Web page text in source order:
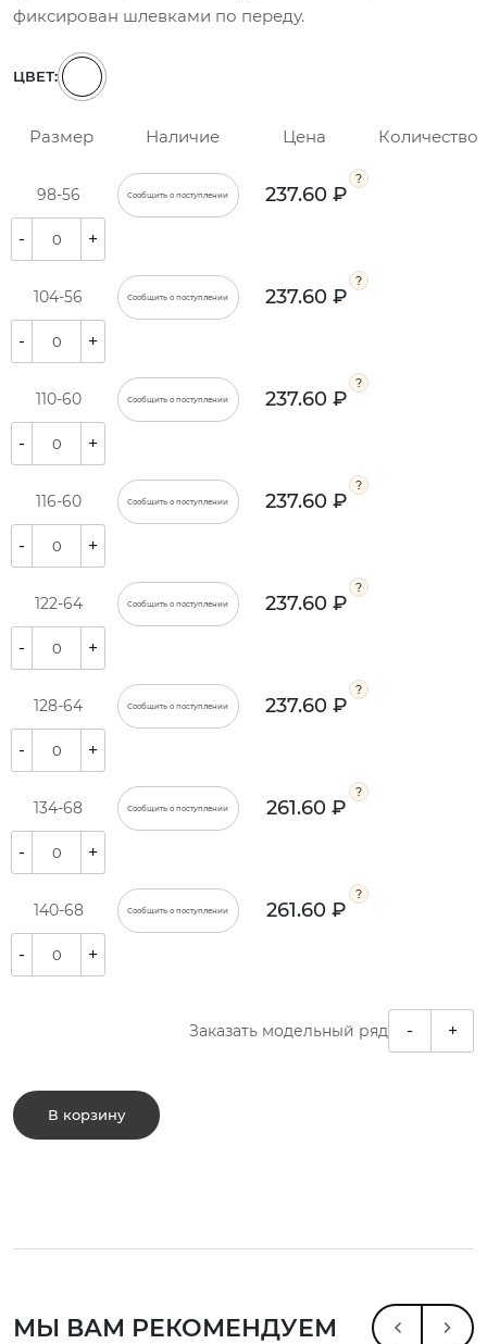
фиксирован шлевками по переду.
ЦВЕТ:
Размер Наличие Цена Количество
98-56 Сообщить о поступлении 237.60 ₽
- +
104-56 Сообщить о поступлении 237.60 ₽
- +
110-60 Сообщить о поступлении 237.60 ₽
- +
116-60 Сообщить о поступлении 237.60 ₽
- +
122-64 Сообщить о поступлении 237.60 ₽
- +
128-64 Сообщить о поступлении 237.60 ₽
- +
134-68 Сообщить о поступлении 261.60 ₽
- +
140-68 Сообщить о поступлении 261.60 ₽
- +
Заказать модельный ряд - +
В корзину
МЫ ВАМ РЕКОМЕНДУЕМ